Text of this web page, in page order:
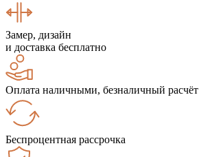
Замер, дизайн
и доставка бесплатно
Оплата наличными, безналичный расчёт
Беспроцентная рассрочка